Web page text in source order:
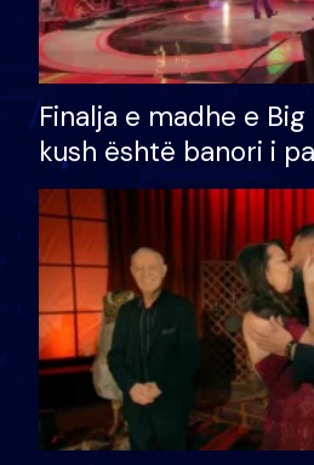
Finalja e madhe e
kush është banori i
shtëpinë dhe humb
të fituar çmimin e